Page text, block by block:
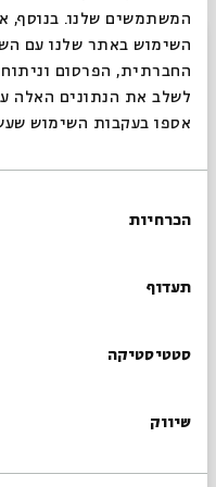
המשתמשים שלנו. בנוסף,
השימוש באתר שלנו עם
החברתית, הפרסום
לשלב את הנתונים האלה
אספו בעקבות השימוש
הסכמה
הכרחיות
תעדוף
סטטיסטיקה
שיווק
קורסי הקיץ שלנו הם
בעולמות היצירה –
ובתיאטרון.
את הקורסים יובילו
אירועים נוספים
סגור